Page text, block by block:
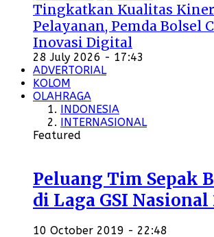
Tingkatkan Kualitas
Pelayanan, Pemda Bolsel
Inovasi Digital
28 July 2026 - 17:43
ADVERTORIAL
KOLOM
OLAHRAGA
INDONESIA
INTERNASIONAL
Featured
Peluang Tim Sepak
di Laga GSI Nasional
10 October 2019 - 22:48